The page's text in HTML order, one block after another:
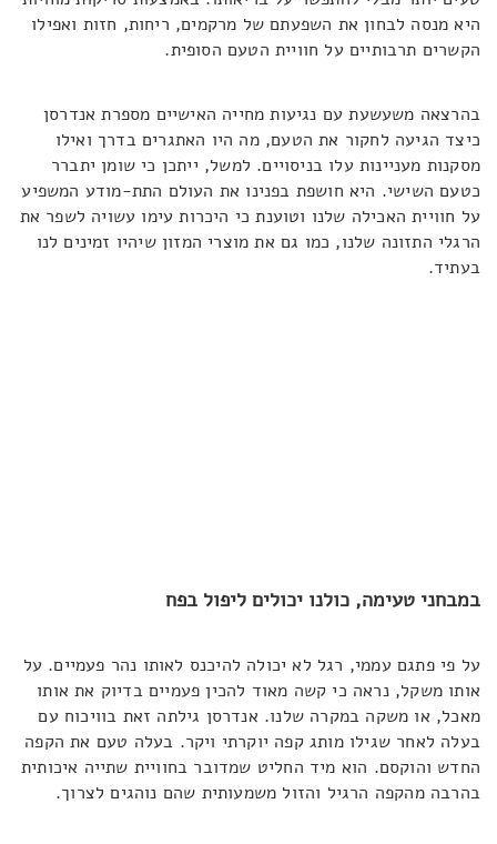
היא מנסה לבחון את השפעתם של מרקמים, ריחות, חזות ואפילו
הקשרים תרבותיים על חוויית הטעם הסופית.
בהרצאה משעשעת עם נגיעות מחייה האישיים מספרת אנדרסן
כיצד הגיעה לחקור את הטעם, מה היו האתגרים בדרך ואילו
מסקנות מעניינות עלו בניסויים. למשל, ייתכן כי שומן יתברר
כטעם השישי. היא חושפת בפנינו את העולם התת-מודע המשפיע
על חוויית האכילה שלנו וטוענת כי היכרות עימו עשויה לשפר את
הרגלי התזונה שלנו, כמו גם את מוצרי המזון שיהיו זמינים לנו
בעתיד.
במבחני טעימה, כולנו יכולים ליפול בפח
על פי פתגם עממי, רגל לא יכולה להיכנס לאותו נהר פעמיים. על
אותו משקל, נראה כי קשה מאוד להכין פעמיים בדיוק את אותו
מאכל, או משקה במקרה שלנו. אנדרסן גילתה זאת בוויכוח עם
בעלה לאחר שגילו מותג קפה יוקרתי ויקר. בעלה טעם את הקפה
החדש והוקסם. הוא מיד החליט שמדובר בחוויית שתייה איכותית
בהרבה מהקפה הרגיל והזול משמעותית שהם נוהגים לצרוך.